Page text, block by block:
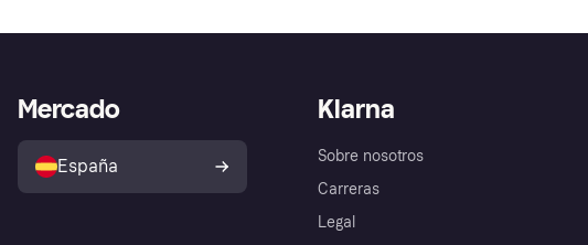
Klarna
Sobre nosotros
Carreras
Legal
Mercado
España